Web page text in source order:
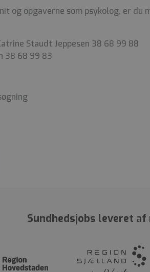
og opgaverne som psykolog, er du
Staudt Jeppesen 38 68 99 88
38 68 99 83
Sundhedsjobs leveret af